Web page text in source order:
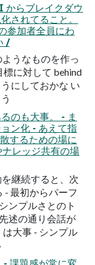
らブレイクダウ
されてること。
参加者全員にわ
/
うなものを作っ
標に対して behind
にしておかな い
のも大事。 - ま
ン化 - あえて指
するための場に
レッジ共有の場
継続すると、次
- 最初からパーフ
ンプルさとのト
述の通り会話が
大事 - シンプル